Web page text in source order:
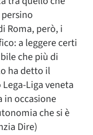
Roma, però, i
a leggere certi
che più di
ha detto il
Liga veneta
in occasione
che si è
Dire)